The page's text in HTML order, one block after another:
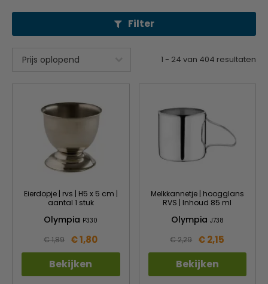
Filter
1 - 24 van 404 resultaten
Eierdopje | rvs | H5 x 5 cm |
aantal 1 stuk
Olympia P330
€ 1,89 € 1,80
Bekijken
Melkkannetje | hoogglans
RVS | Inhoud 85 ml
Olympia J738
€ 2,29 € 2,15
Bekijken